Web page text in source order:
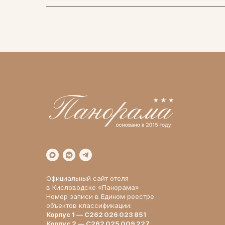
Официальный сайт отеля
в Кисловодске «Панорама»
Номер записи в Едином реестре
объектов классификации:
Корпус 1 — С262 026 023 851